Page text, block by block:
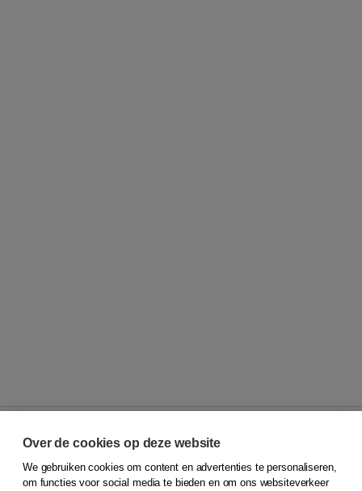
© 2026Koninklijke Boom uitgevers
Over de cookies op deze website
We gebruiken cookies om content en advertenties te personaliseren,
om functies voor social media te bieden en om ons websiteverkeer